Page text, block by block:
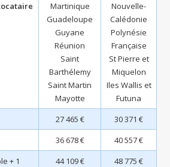
Martinique
Guadeloupe
Guyane
Réunion
Saint
Barthélemy
Saint Martin
Mayotte
Nouvelle-
Calédonie
Polynésie
Française
St Pierre et
Miquelon
Iles Wallis et
Futuna
27 465 €
30 371 €
36 678 €
40 557 €
+ 1
44 109 € 48 775 €